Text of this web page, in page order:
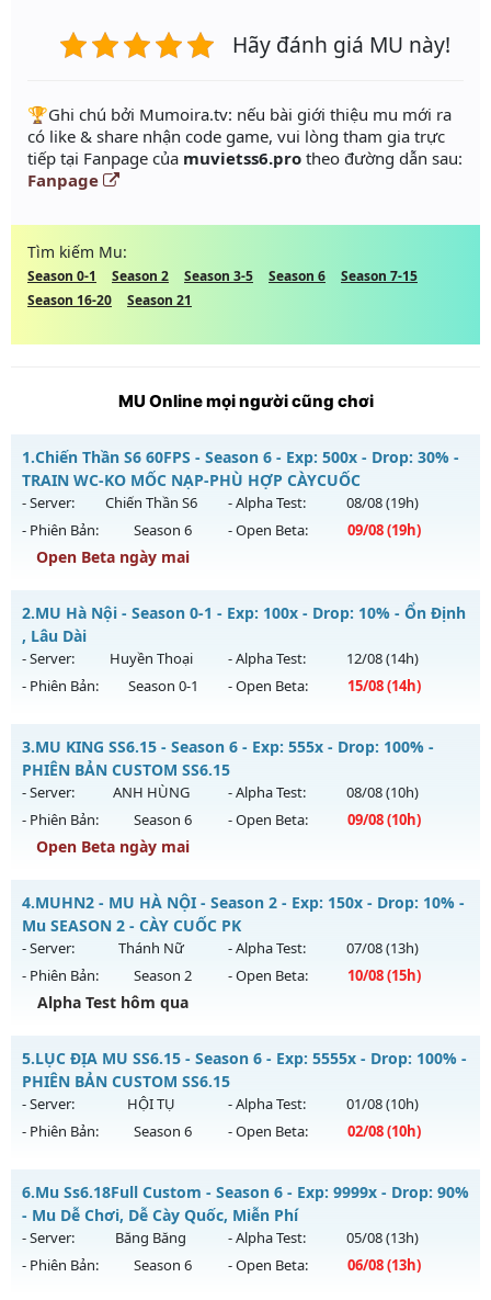
Hãy đánh giá MU này!
️🏆Ghi chú bởi Mumoira.tv: nếu bài giới thiệu mu mới ra
có like & share nhận code game, vui lòng tham gia trực
tiếp tại Fanpage của muvietss6.pro theo đường dẫn sau:
Fanpage
Tìm kiếm Mu:
Season 0-1 Season 2 Season 3-5 Season 6
Season 7-15
Season 16-20
Season 21
MU Online mọi người cũng chơi
1.Chiến Thần S6 60FPS - Season 6 - Exp: 500x - Drop: 30% -
TRAIN WC-KO MỐC NẠP-PHÙ HỢP CÀYCUỐC
- Server: Chiến Thần S6 - Alpha Test: 08/08(19h)
- Phiên Bản:
Season 6 - Open Beta: 09/08(19h)
Open Beta ngày mai
Chiến Thần S6 60FPS - TRAIN WC-KO MỐC NẠP-PHÙ HỢP
CÀYCUỐC
Mu mới ra tháng 08 2026 - Mở máy chủ
Chiến Thần S6
19h ngày 09/08/2626
Kiểu reset: Reset In Game
Thể loại: Mu Nguyên bản Webzen
Antihack: antihack
2.MU Hà Nội - Season 0-1 - Exp: 100x - Drop: 10% - Ổn Định
, Lâu Dài
- Server: Huyền Thoại - Alpha Test: 12/08(14h)
- Phiên Bản:
Season 0-1 - Open Beta: 15/08(14h)
Mu mới ra tháng 08 2026 - Mở máy chủ
14h ngày 15/08/2626
Exp: 100x - Drop: 10%
Kiểu reset: Reset In Game
Thể loại: Mu Nguyên bản Webzen
Antihack: ICM
3.MU KING SS6.15 - Season 6 - Exp: 555x - Drop: 100% -
PHIÊN BẢN CUSTOM SS6.15
- Server: ANH HÙNG - Alpha Test: 08/08(10h)
- Phiên Bản:
Season 6 - Open Beta: 09/08(10h)
Open Beta ngày mai
MU KING SS6.15 - PHIÊN BẢN CUSTOM SS6.15
Mu mới ra tháng 08 2026 - Mở máy chủ
ngày 09/08/2626
Exp: 555x - Drop: 100%
Kiểu reset: Reset In Game
Antihack: SPK
4.MUHN2 - MU HÀ NỘI - Season 2 - Exp: 150x - Drop: 10% -
Mu SEASON 2 - CÀY CUỐC PK
- Server: Thánh Nữ - Alpha Test: 07/08(13h)
- Phiên Bản:
Season 2 - Open Beta: 10/08(15h)
Alpha Test hôm qua
Mu mới ra tháng 08 2026 - Mở máy chủ
ngày 10/08/2626
Exp: 150x - Drop: 10%
Thể loại: Mu Nguyên bản Webzen
Antihack: IGMU.DEV
5.LỤC ĐỊA MU SS6.15 - Season 6 - Exp: 5555x - Drop: 100% -
PHIÊN BẢN CUSTOM SS6.15
- Server: HỘI TỤ - Alpha Test: 01/08(10h)
- Phiên Bản:
Season 6 - Open Beta: 02/08(10h)
LỤC ĐỊA MU SS6.15 - PHIÊN BẢN CUSTOM SS6.15
Mu mới ra tháng 08 2026 - Mở máy chủ
ngày 02/08/2626
Exp: 5555x - Drop: 100%
6.Mu Ss6.18Full Custom - Season 6 - Exp: 9999x - Drop: 90%
- Mu Dễ Chơi, Dễ Cày Quốc, Miễn Phí
- Server: Băng Băng - Alpha Test: 05/08(13h)
- Phiên Bản:
Season 6 - Open Beta: 06/08(13h)